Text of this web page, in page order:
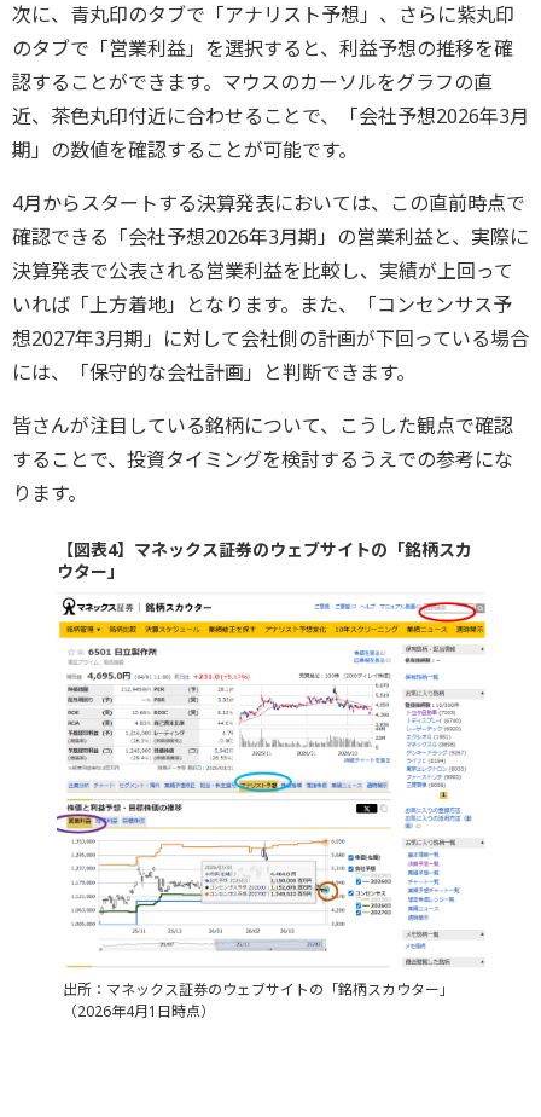
次に、青丸印のタブで「アナリスト予想」、さらに紫丸印
のタブで「営業利益」を選択すると、利益予想の推移を確
認することができます。マウスのカーソルをグラフの直
近、茶色丸印付近に合わせることで、「会社予想2026年3月
期」の数値を確認することが可能です。
4月からスタートする決算発表においては、この直前時点で
確認できる「会社予想2026年3月期」の営業利益と、実際に
決算発表で公表される営業利益を比較し、実績が上回って
いれば「上方着地」となります。また、「コンセンサス予
想2027年3月期」に対して会社側の計画が下回っている場合
には、「保守的な会社計画」と判断できます。
皆さんが注目している銘柄について、こうした観点で確認
することで、投資タイミングを検討するうえでの参考にな
ります。
【図表4】マネックス証券のウェブサイトの「銘柄スカ
ウター」
出所：マネックス証券のウェブサイトの「銘柄スカウター」
（2026年4月1日時点）